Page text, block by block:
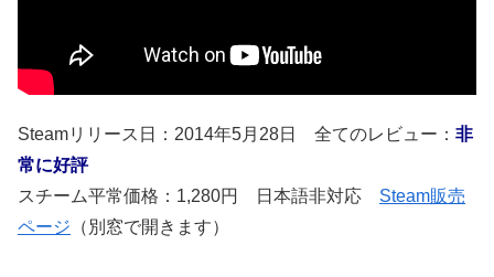
Steamリリース日：2014年5月28日 全てのレビュー： 非
常に好評
スチーム平常価格：1,280円 日本語非対応 Steam販売
ページ （別窓で開きます）